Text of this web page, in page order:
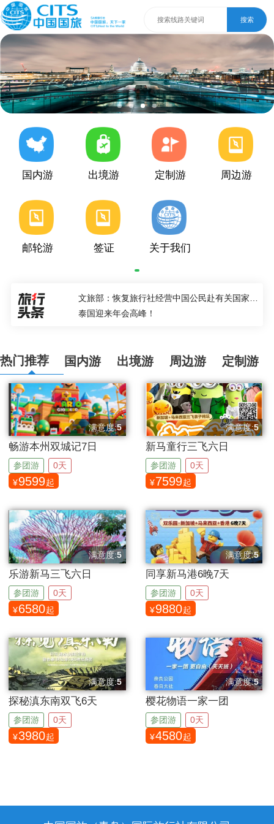
搜索
国内游 出境游 定制游 周边游
邮轮游 签证 关于我们
泰国迎来年会高峰！
热门推荐 国内游 出境游 周边游 定制游
满意度:5
畅游本州双城记7日
参团游
0天
¥9599起
满意度:5
新马童行三飞六日
参团游
0天
¥7599起
满意度:5
乐游新马三飞六日
参团游
0天
¥6580起
满意度:5
同享新马港6晚7天
参团游
0天
¥9880起
满意度:5
探秘滇东南双飞6天
参团游
0天
¥3980起
满意度:5
樱花物语一家一团
参团游
0天
¥4580起